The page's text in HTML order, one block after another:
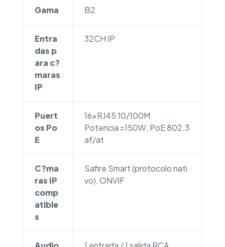
Gama B2
Entra
das p
ara c?
maras
IP
32CH IP
Puert
os Po
E
16xRJ45 10/100M
Potencia =150W, PoE 802.3
af/at
C?ma
ras IP
comp
atible
s
Safire Smart (protocolo nati
vo), ONVIF